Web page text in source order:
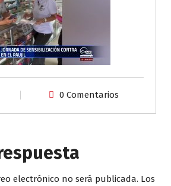
0 Comentarios
electrónico no será publicada. Los